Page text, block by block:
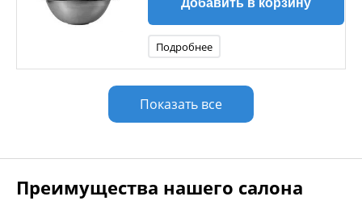
Добавить в корзину
Подробнее
Показать все
Преимущества нашего салона